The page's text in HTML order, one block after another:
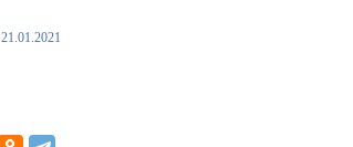
21.01.2021